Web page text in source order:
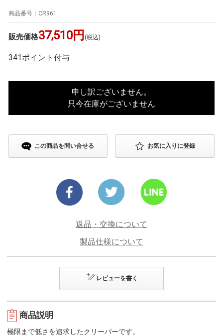
CR961
販売価格37,510円 (税込)
341ポイント付与
申し訳ございません。
只今在庫がございません
この商品を問い合せる お気に入りに登録
返品・交換について
製品仕様について
レビューを書く
商品説明
極限まで低さを追求したクリーパーです。